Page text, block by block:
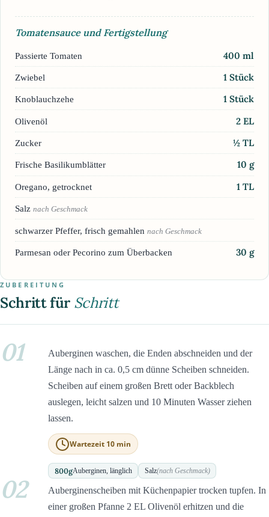
Tomatensauce und Fertigstellung
Passierte Tomaten 400 ml
Zwiebel 1 Stück
Knoblauchzehe 1 Stück
Olivenöl 2 EL
Zucker ½ TL
Frische Basilikumblätter 10 g
Oregano, getrocknet 1 TL
Salz nach Geschmack
schwarzer Pfeffer, frisch gemahlen nach Geschmack
Parmesan oder Pecorino zum Überbacken 30 g
ZUBEREITUNG
Schritt für Schritt
01
Auberginen waschen, die Enden abschneiden und der
Länge nach in ca. 0,5 cm dünne Scheiben schneiden.
Scheiben auf einem großen Brett oder Backblech
auslegen, leicht salzen und 10 Minuten Wasser ziehen
lassen.
Wartezeit 10 min
800gAuberginen, länglich Salz(nach Geschmack)
02
Auberginenscheiben mit Küchenpapier trocken tupfen. In
einer großen Pfanne 2 EL Olivenöl erhitzen und die